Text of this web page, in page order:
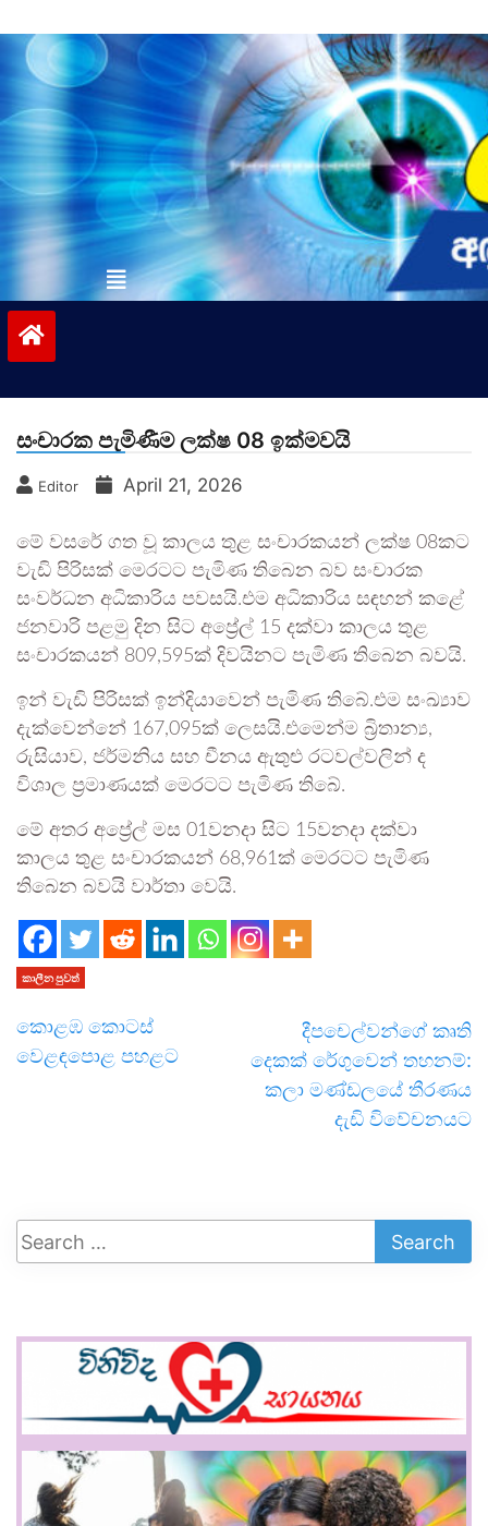
to
contentvinivida.lk
සංචාරක පැමිණීම ලක්ෂ 08 ඉක්මවයි
Editor April 21, 2026
මේ වසරේ ගත වූ කාලය තුළ සංචාරකයන් ලක්ෂ 08කට
වැඩි පිරිසක් මෙරටට පැමිණ තිබෙන බව සංචාරක
සංවර්ධන අධිකාරිය පවසයි.එම අධිකාරිය සඳහන් කළේ
ජනවාරි පළමු දින සිට අප්‍රේල් 15 දක්වා කාලය තුළ
සංචාරකයන් 809,595ක් දිවයිනට පැමිණ තිබෙන බවයි.
ඉන් වැඩි පිරිසක් ඉන්දියාවෙන් පැමිණ තිබේ.එම සංඛ්‍යාව
දැක්වෙන්නේ 167,095ක් ලෙසයි.එමෙන්ම බ්‍රිතාන්‍ය,
රුසියාව, ජර්මනිය සහ චීනය ඇතුළු රටවල්වලින් ද
විශාල ප්‍රමාණයක් මෙරටට පැමිණ තිබේ.
මේ අතර අප්‍රේල් මස 01වනදා සිට 15වනදා දක්වා
කාලය තුළ සංචාරකයන් 68,961ක් මෙරටට පැමිණ
තිබෙන බවයි වාර්තා වෙයි.
කාලීන පුවත්
කොළඹ කොටස්
වෙළඳපොළ පහළට
දීපචෙල්වන්ගේ කෘති
දෙකක් රේගුවෙන් තහනම්:
කලා මණ්ඩලයේ තීරණය
දැඩි විවේචනයට